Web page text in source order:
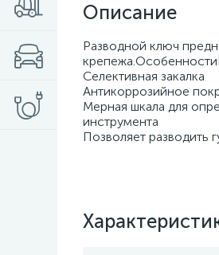
Описание
Разводной ключ
Селективная закалка
Антикоррозийное
Мерная шкала для
инструмента
Позволяет разводить